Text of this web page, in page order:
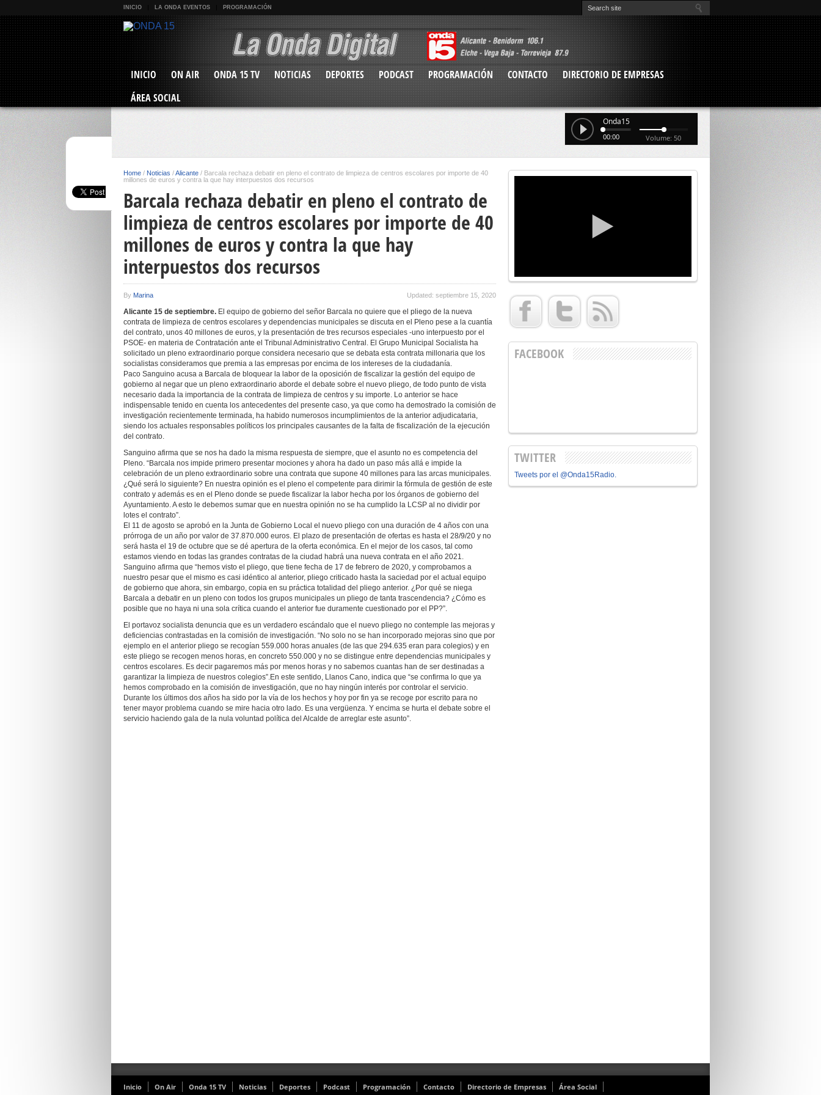
INICIO LA ONDA EVENTOS PROGRAMACIÓN
INICIO ON AIR ONDA 15 TV NOTICIAS DEPORTES PODCAST PROGRAMACIÓN CONTACTO
DIRECTORIO DE EMPRESAS
ÁREA SOCIAL
Onda15
00:00 Volume: 50
Home / Noticias /Alicante / Barcala rechaza debatir en pleno el contrato de limpieza de centros escolares por importe de 40
millones de euros y contra la que hay interpuestos dos recursos
Barcala rechaza debatir en pleno el contrato de
limpieza de centros escolares por importe de 40
millones de euros y contra la que hay
interpuestos dos recursos
By Marina Updated: septiembre 15, 2020
Alicante 15 de septiembre. El equipo de gobierno del señor Barcala no quiere que el pliego de la nueva
contrata de limpieza de centros escolares y dependencias municipales se discuta en el Pleno pese a la cuantía
del contrato, unos 40 millones de euros, y la presentación de tres recursos especiales -uno interpuesto por el
PSOE- en materia de Contratación ante el Tribunal Administrativo Central. El Grupo Municipal Socialista ha
solicitado un pleno extraordinario porque considera necesario que se debata esta contrata millonaria que los
socialistas consideramos que premia a las empresas por encima de los intereses de la ciudadanía.
Paco Sanguino acusa a Barcala de bloquear la labor de la oposición de fiscalizar la gestión del equipo de
gobierno al negar que un pleno extraordinario aborde el debate sobre el nuevo pliego, de todo punto de vista
necesario dada la importancia de la contrata de limpieza de centros y su importe. Lo anterior se hace
indispensable tenido en cuenta los antecedentes del presente caso, ya que como ha demostrado la comisión de
investigación recientemente terminada, ha habido numerosos incumplimientos de la anterior adjudicataria,
siendo los actuales responsables políticos los principales causantes de la falta de fiscalización de la ejecución
del contrato.
Sanguino afirma que se nos ha dado la misma respuesta de siempre, que el asunto no es competencia del
Pleno. “Barcala nos impide primero presentar mociones y ahora ha dado un paso más allá e impide la
celebración de un pleno extraordinario sobre una contrata que supone 40 millones para las arcas municipales.
¿Qué será lo siguiente? En nuestra opinión es el pleno el competente para dirimir la fórmula de gestión de este
contrato y además es en el Pleno donde se puede fiscalizar la labor hecha por los órganos de gobierno del
Ayuntamiento. A esto le debemos sumar que en nuestra opinión no se ha cumplido la LCSP al no dividir por
lotes el contrato”.
El 11 de agosto se aprobó en la Junta de Gobierno Local el nuevo pliego con una duración de 4 años con una
prórroga de un año por valor de 37.870.000 euros. El plazo de presentación de ofertas es hasta el 28/9/20 y no
será hasta el 19 de octubre que se dé apertura de la oferta económica. En el mejor de los casos, tal como
estamos viendo en todas las grandes contratas de la ciudad habrá una nueva contrata en el año 2021.
Sanguino afirma que “hemos visto el pliego, que tiene fecha de 17 de febrero de 2020, y comprobamos a
nuestro pesar que el mismo es casi idéntico al anterior, pliego criticado hasta la saciedad por el actual equipo
de gobierno que ahora, sin embargo, copia en su práctica totalidad del pliego anterior. ¿Por qué se niega
Barcala a debatir en un pleno con todos los grupos municipales un pliego de tanta trascendencia? ¿Cómo es
posible que no haya ni una sola crítica cuando el anterior fue duramente cuestionado por el PP?”.
El portavoz socialista denuncia que es un verdadero escándalo que el nuevo pliego no contemple las mejoras y
deficiencias contrastadas en la comisión de investigación. “No solo no se han incorporado mejoras sino que por
ejemplo en el anterior pliego se recogían 559.000 horas anuales (de las que 294.635 eran para colegios) y en
este pliego se recogen menos horas, en concreto 550.000 y no se distingue entre dependencias municipales y
centros escolares. Es decir pagaremos más por menos horas y no sabemos cuantas han de ser destinadas a
garantizar la limpieza de nuestros colegios”.En este sentido, Llanos Cano, indica que “se confirma lo que ya
hemos comprobado en la comisión de investigación, que no hay ningún interés por controlar el servicio.
Durante los últimos dos años ha sido por la vía de los hechos y hoy por fin ya se recoge por escrito para no
tener mayor problema cuando se mire hacia otro lado. Es una vergüenza. Y encima se hurta el debate sobre el
servicio haciendo gala de la nula voluntad política del Alcalde de arreglar este asunto”.
FACEBOOK
TWITTER
Tweets por el @Onda15Radio.
Inicio On Air Onda 15 TV Noticias Deportes Podcast Programación Contacto Directorio de Empresas Área Social